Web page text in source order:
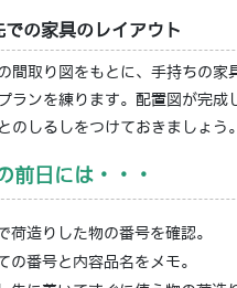
での家具のレイアウト
間取り図をもとに、手持ちの家
ランを練ります。配置図が完成
のしるしをつけておきましょう。
前日には・・・
荷造りした物の番号を確認。
の番号と内容品名をメモ。